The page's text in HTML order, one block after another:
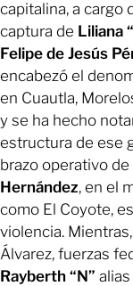
capitalina, a cargo
captura de Liliana
Felipe de Jesús
encabezó el
en Cuautla,
y se ha hecho
estructura de ese
brazo operativo de
Hernández, en el
como El Coyote,
violencia.
Álvarez, fuerzas
Rayberth “N” alias